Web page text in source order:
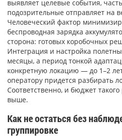
выявляет целевые события,
подозрительные отправляет на
Человеческий фактор
беспроводная зарядка
сторона: готовых коробочных
Интеграция и настройка
месяцы, а период тонкой
конкретную локацию — до 1–2
оператору придется разбирать
Соответственно, и бюджет
выше.
Как не остаться без
группировке